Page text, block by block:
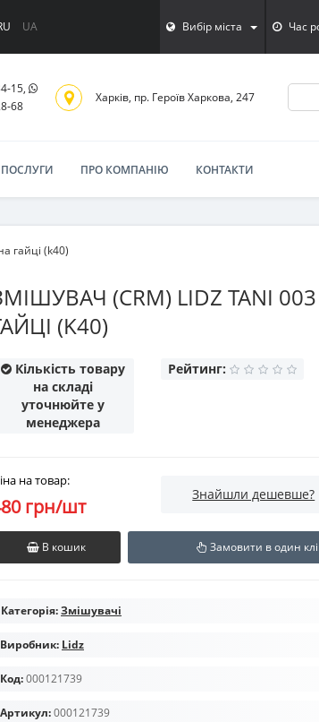
UA Вибір міста Час
15,
68
Харків, пр. Героїв Харкова, 247
ПОСЛУГИ ПРО КОМПАНІЮ КОНТАКТИ
гайці (k40)
(CRM) LIDZ TANI
(K40)
Кількість товару
на складі
уточнюйте у
менеджера
Рейтинг:
на товар:
грн/шт
Знайшли дешевше?
В кошик Замовити в один
Категорія:Змішувачі
Виробник: Lidz
Код:000121739
Артикул:000121739